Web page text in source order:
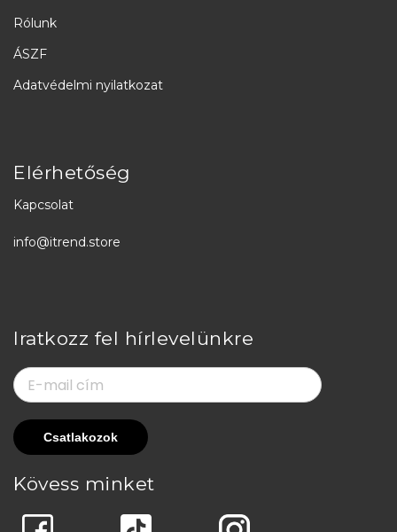
Rólunk
ÁSZF
Adatvédelmi nyilatkozat
Elérhetőség
Kapcsolat
info@itrend.store
Iratkozz fel hírlevelünkre
Kövess minket